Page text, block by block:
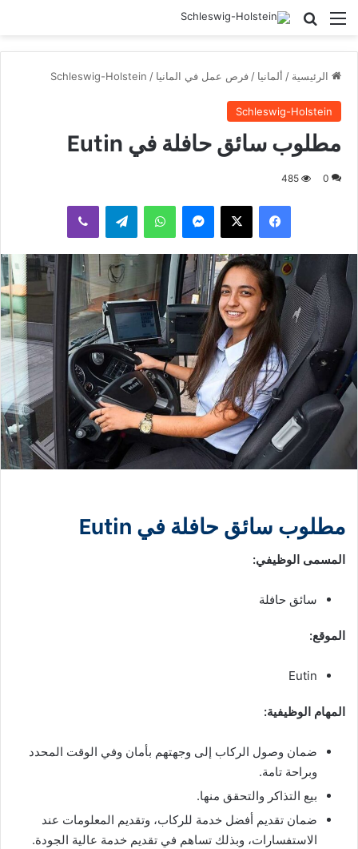
القائمة بحث عن
الرئيسية / ألمانيا / فرص عمل في المانيا /
Schleswig-Holstein
Schleswig-Holstein
مطلوب سائق حافلة في Eutin
0
485
فيسبوك واتساب
مطلوب سائق حافلة في Eutin
المسمى الوظيفي:
سائق حافلة
الموقع:
Eutin
المهام الوظيفية:
ضمان وصول الركاب إلى وجهتهم بأمان وفي الوقت المحدد
وبراحة تامة.
بيع التذاكر والتحقق منها.
ضمان تقديم أفضل خدمة للركاب، وتقديم المعلومات عند
الاستفسارات، وبذلك تساهم في تقديم خدمة عالية الجودة.